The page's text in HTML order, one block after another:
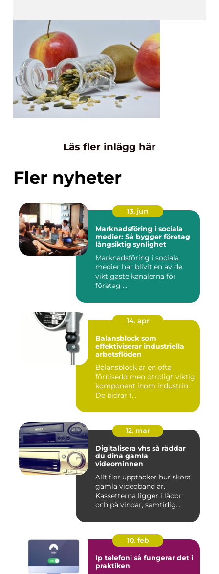
Läs fler inlägg här
Fler nyheter
13. jun
Marknadsföring i sociala
medier: Så bygger företag
långsiktig synlighet
Marknadsföring i sociala
medier har blivit en av de
viktigaste kanalerna för
företag ...
14. apr
Balansblock som
effektiviserar industriella
arbetsflöden
Balansblock är en ofta
förbisedd men otroligt viktig
komponent inom industrin.
De bidrar t...
12. mar
Digitalisera vhs så räddar
du dina gamla
videominnen
Allt fler upptäcker hur sköra
gamla videoband är.
Kassetterna ligger i lådor
och på vindar, samtidig...
10. feb
Ip telefoni så fungerar det i
praktiken